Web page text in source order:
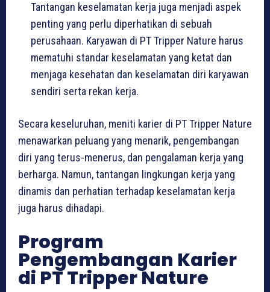
Tantangan keselamatan kerja juga menjadi aspek
penting yang perlu diperhatikan di sebuah
perusahaan. Karyawan di PT Tripper Nature harus
mematuhi standar keselamatan yang ketat dan
menjaga kesehatan dan keselamatan diri karyawan
sendiri serta rekan kerja.
Secara keseluruhan, meniti karier di PT Tripper Nature
menawarkan peluang yang menarik, pengembangan
diri yang terus-menerus, dan pengalaman kerja yang
berharga. Namun, tantangan lingkungan kerja yang
dinamis dan perhatian terhadap keselamatan kerja
juga harus dihadapi.
Program
Pengembangan Karier
di PT Tripper Nature